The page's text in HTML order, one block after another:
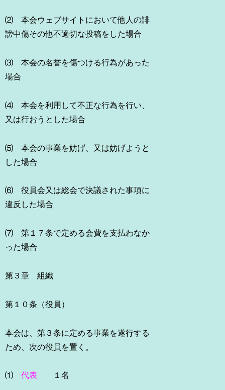
⑵ 本会ウェブサイトにおいて他人の誹
謗中傷その他不適切な投稿をした場合
⑶ 本会の名誉を傷つける行為があった
場合
⑷ 本会を利用して不正な行為を行い、
又は行おうとした場合
⑸ 本会の事業を妨げ、又は妨げようと
した場合
⑹ 役員会又は総会で決議された事項に
違反した場合
⑺ 第１７条で定める会費を支払わなか
った場合
第３章 組織
第１０条（役員）
本会は、第３条に定める事業を遂行する
ため、次の役員を置く。
⑴代表 １名